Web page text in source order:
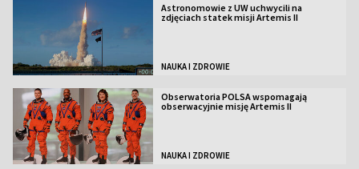
Astronomowie z UW uchwycili na
zdjęciach statek misji Artemis II
NAUKA I ZDROWIE
Obserwatoria POLSA wspomagają
obserwacyjnie misję Artemis II
NAUKA I ZDROWIE